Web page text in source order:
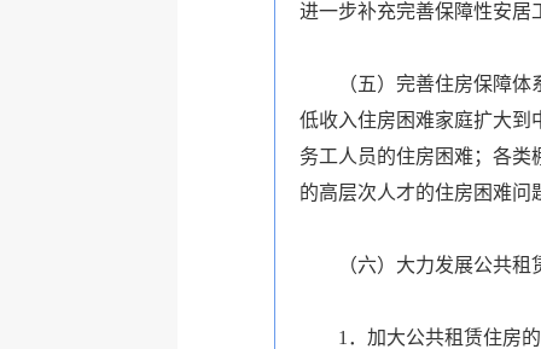
进一步补充完善保障性安居
（五）完善住房保障体系
低收入住房困难家庭扩大到
务工人员的住房困难；各类
的高层次人才的住房困难问
（六）大力发展公共租赁
1．加大公共租赁住房的